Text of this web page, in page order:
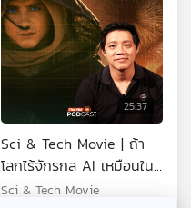
25:37
Sci & Tech Movie | ถ้า
โลกไร้จักรกล AI เหมือนใน
Dune จะเกิดอะไรขึ้น ?
Sci & Tech Movie